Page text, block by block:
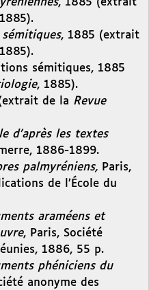
, 1885 (extrait
, 1885 (extrait
sémitiques, 1885
, 1885).
de la Revue
d’après les textes
1886-1899.
palmyréniens, Paris,
de l’École du
araméens et
, Paris, Société
1886, 55 p.
phéniciens du
anonyme des